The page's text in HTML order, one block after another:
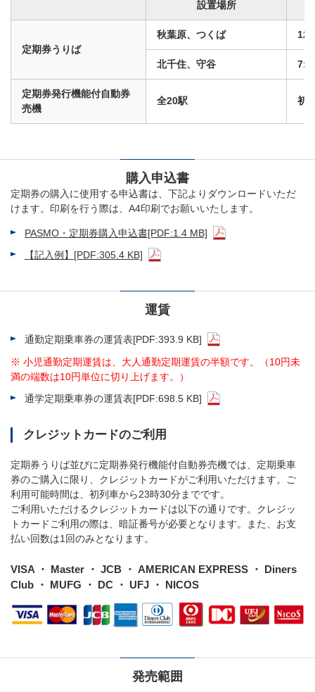
設置場所
定期券うりば
秋葉原、つくば
北千住、守谷
定期券発行機能付自動券
売機
全20駅 初
購入申込書
定期券の購入に使用する申込書は、下記よりダウンロードいただ
けます。印刷を行う際は、A4印刷でお願いいたします。
PASMO・定期券購入申込書[PDF:1.4 MB]
【記入例】 [PDF:305.4 KB]
運賃
通勤定期乗車券の運賃表[PDF:393.9 KB]
※ 小児通勤定期運賃は、大人通勤定期運賃の半額です。（10円未
満の端数は10円単位に切り上げます。）
通学定期乗車券の運賃表[PDF:698.5 KB]
クレジットカードのご利用
定期券うりば並びに定期券発行機能付自動券売機では、定期乗車
券のご購入に限り、クレジットカードがご利用いただけます。ご
利用可能時間は、初列車から23時30分までです。
ご利用いただけるクレジットカードは以下の通りです。クレジッ
トカードご利用の際は、暗証番号が必要となります。また、お支
払い回数は1回のみとなります。
VISA ・ Master ・ JCB ・ AMERICAN EXPRESS ・ Diners
Club ・ MUFG ・ DC ・ UFJ ・ NICOS
発売範囲